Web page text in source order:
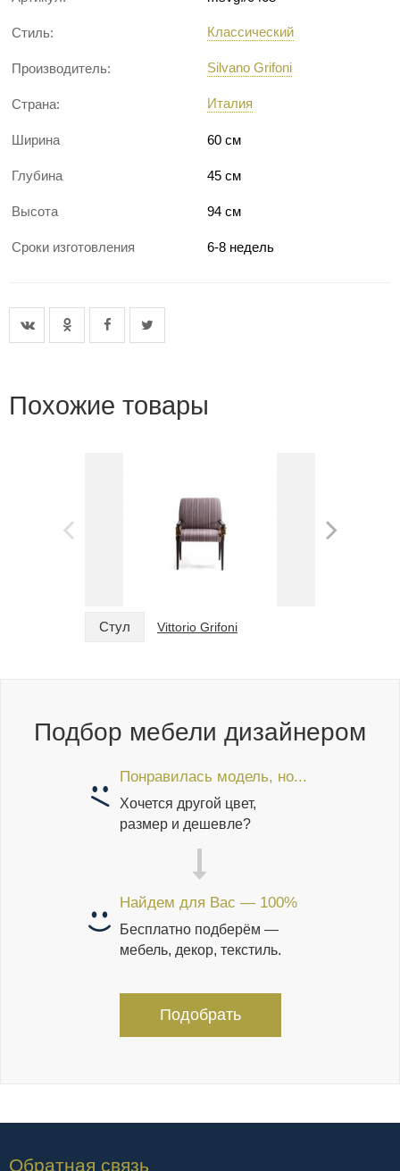
Стиль: Классический
Производитель: Silvano Grifoni
Страна: Италия
Ширина 60 см
Глубина 45 см
Высота 94 см
Сроки изготовления 6-8 недель
Похожие товары
Стул Vittorio Grifoni
Подбор мебели дизайнером
Понравилась модель, но...
Хочется другой цвет,
размер и дешевле?
Найдем для Вас — 100%
Бесплатно подберём —
мебель, декор, текстиль.
Подобрать
Обратная связь